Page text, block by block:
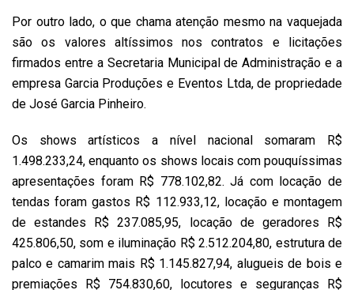
Por outro lado, o que chama atenção mesmo na vaquejada
são os valores altíssimos nos contratos e licitações
firmados entre a Secretaria Municipal de Administração e a
empresa Garcia Produções e Eventos Ltda, de propriedade
de José Garcia Pinheiro.
Os shows artísticos a nível nacional somaram R$
1.498.233,24, enquanto os shows locais com pouquíssimas
apresentações foram R$ 778.102,82. Já com locação de
tendas foram gastos R$ 112.933,12, locação e montagem
de estandes R$ 237.085,95, locação de geradores R$
425.806,50, som e iluminação R$ 2.512.204,80, estrutura de
palco e camarim mais R$ 1.145.827,94, alugueis de bois e
premiações R$ 754.830,60, locutores e seguranças R$